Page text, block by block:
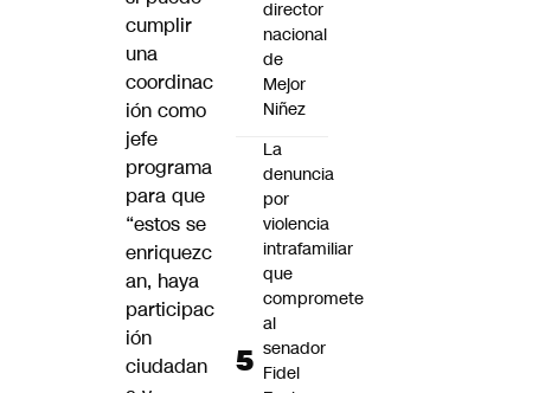
cumplir
una
coordinac
ión como
jefe
programa
para que
“estos se
enriquezc
an, haya
participac
ión
ciudadan
director
nacional
de
Mejor
Niñez
La
denuncia
por
violencia
intrafamiliar
que
compromete
al
senador
Fidel